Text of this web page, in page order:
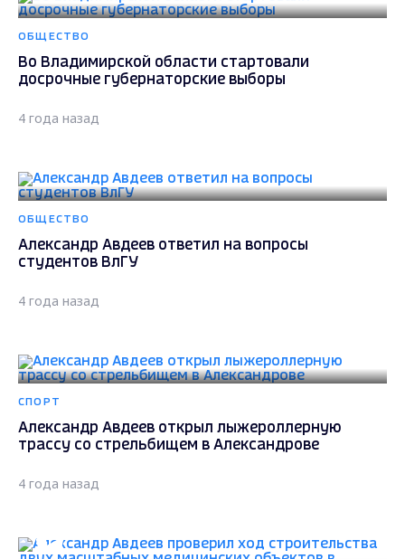
ОБЩЕСТВО
Во Владимирской области стартовали
досрочные губернаторские выборы
4 года назад
ОБЩЕСТВО
Александр Авдеев ответил на вопросы
студентов ВлГУ
4 года назад
СПОРТ
Александр Авдеев открыл лыжероллерную
трассу со стрельбищем в Александрове
4 года назад